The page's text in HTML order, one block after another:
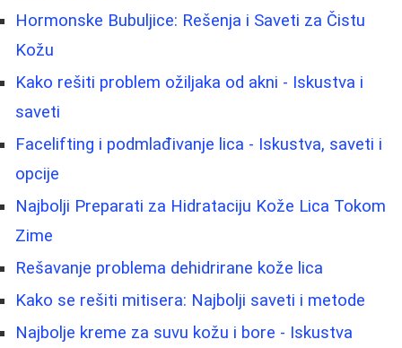
Hormonske Bubuljice: Rešenja i Saveti za Čistu
Kožu
Kako rešiti problem ožiljaka od akni - Iskustva i
saveti
Facelifting i podmlađivanje lica - Iskustva, saveti i
opcije
Najbolji Preparati za Hidrataciju Kože Lica Tokom
Zime
Rešavanje problema dehidrirane kože lica
Kako se rešiti mitisera: Najbolji saveti i metode
Najbolje kreme za suvu kožu i bore - Iskustva